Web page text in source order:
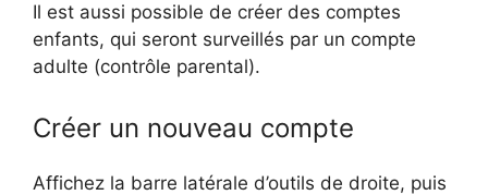
Il est aussi possible de créer des comptes
enfants, qui seront surveillés par un compte
adulte (contrôle parental).
Créer un nouveau compte
Affichez la barre latérale d’outils de droite, puis